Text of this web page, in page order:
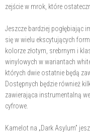
zejście w mrok, które
Jeszcze bardziej pogłębiając
się w wielu ekscytujących
kolorze złotym, srebrnym i
winylowych w wariantach
których dwie ostatnie będą
Dostępnych będzie również
zawierająca instrumentalną
cyfrowe.
Kamelot na „Dark Asylum”